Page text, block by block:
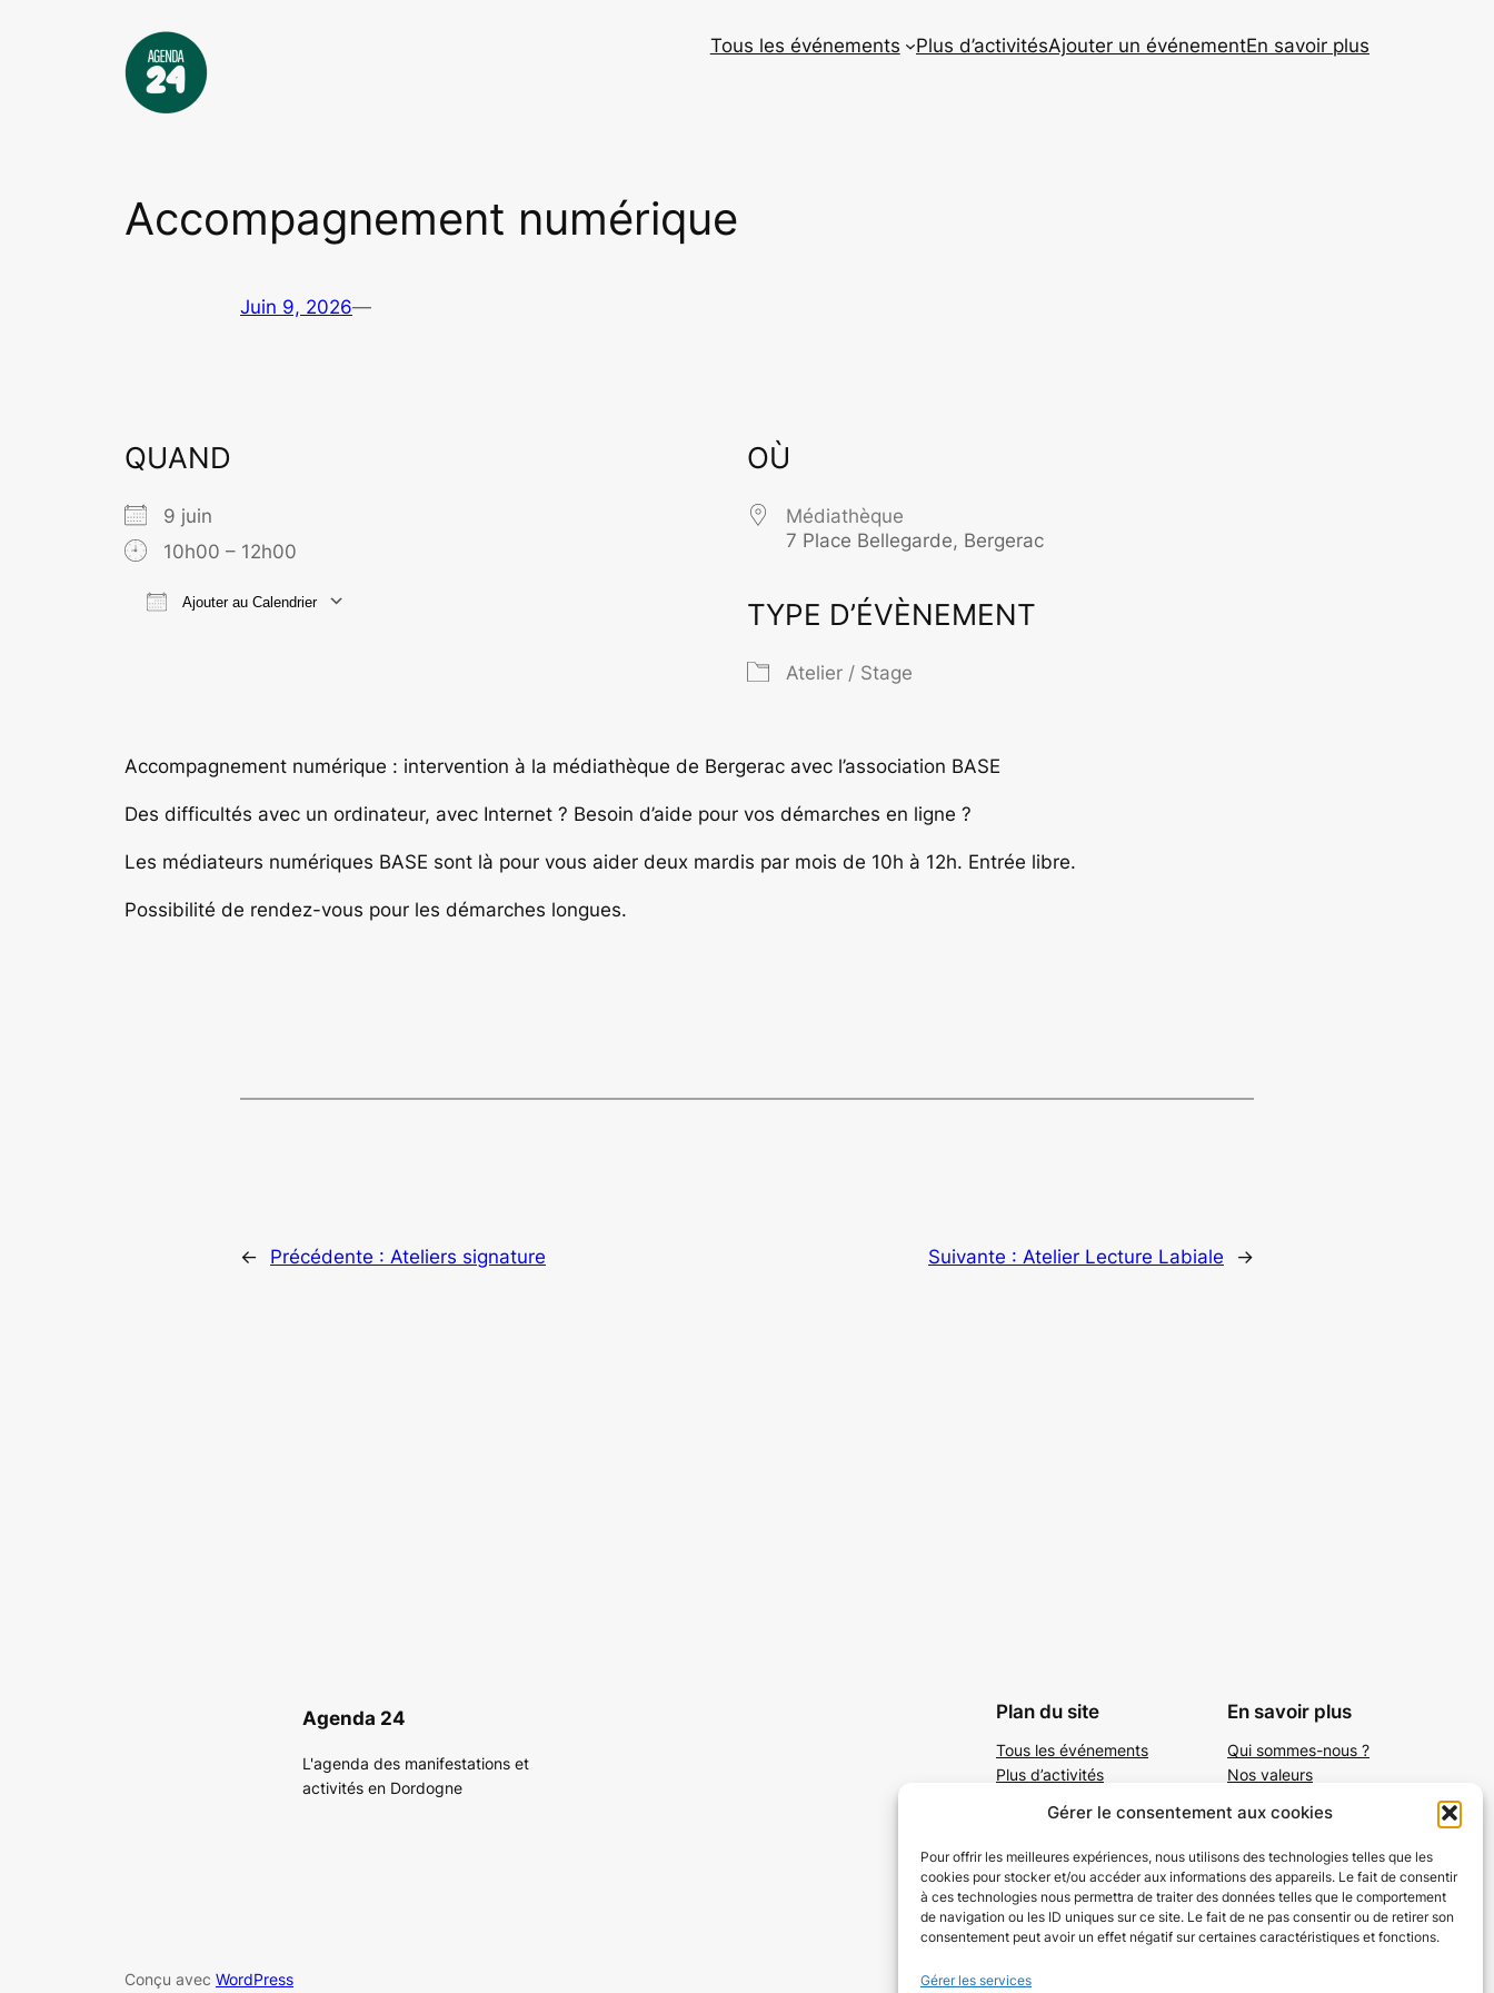
Gérer le consentement aux cookies
Pour offrir les meilleures expériences, nous utilisons des technologies telles que les
cookies pour stocker et/ou accéder aux informations des appareils. Le fait de consentir
à ces technologies nous permettra de traiter des données telles que le comportement
de navigation ou les ID uniques sur ce site. Le fait de ne pas consentir ou de retirer son
consentement peut avoir un effet négatif sur certaines caractéristiques et fonctions.
Gérer les services
Tous les événements Plus d’activitésAjouter un événementEn savoir plus
Accompagnement numérique
Juin 9, 2026—
QUAND
9 juin
10h00 – 12h00
Ajouter au Calendrier
OÙ
Médiathèque
7 Place Bellegarde, Bergerac
TYPE D’ÉVÈNEMENT
Atelier / Stage
Accompagnement numérique : intervention à la médiathèque de Bergerac avec l’association BASE
Des difficultés avec un ordinateur, avec Internet ? Besoin d’aide pour vos démarches en ligne ?
Les médiateurs numériques BASE sont là pour vous aider deux mardis par mois de 10h à 12h. Entrée libre.
Possibilité de rendez-vous pour les démarches longues.
← Précédente : Ateliers signature Suivante : Atelier Lecture Labiale →
Agenda 24
L'agenda des manifestations et
activités en Dordogne
Plan du site
Tous les événements
Plus d’activités
S’abonner par mail
En savoir plus
Qui sommes-nous ?
Nos valeurs
Mentions légales
Conçu avec WordPress